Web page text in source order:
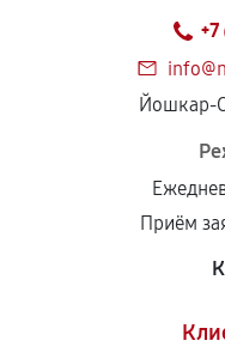
Йошкар-
Приём